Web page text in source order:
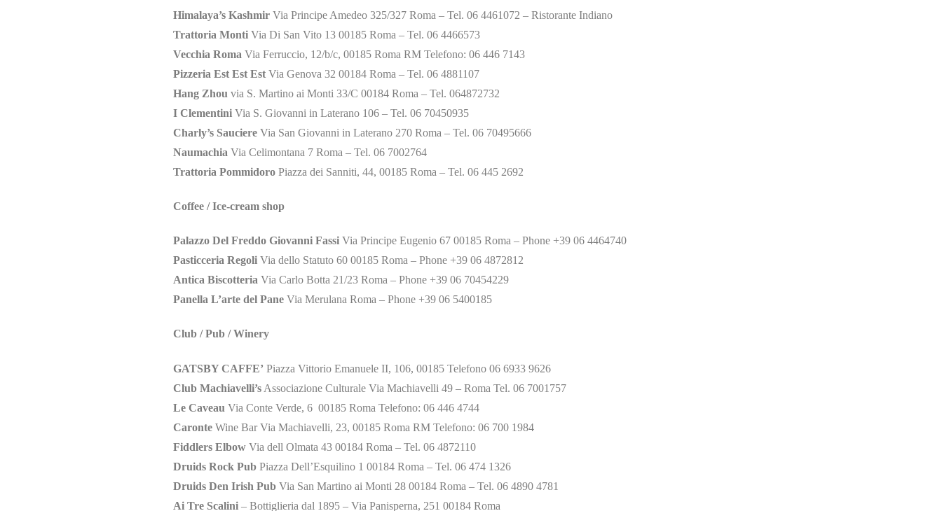
Himalaya’s Kashmir Via Principe Amedeo 325/327 Roma – Tel. 06 4461072 – Ristorante Indiano
Trattoria Monti Via Di San Vito 13 00185 Roma – Tel. 06 4466573
Vecchia Roma Via Ferruccio, 12/b/c, 00185 Roma RM Telefono: 06 446 7143
Pizzeria Est Est Est Via Genova 32 00184 Roma – Tel. 06 4881107
Hang Zhou via S. Martino ai Monti 33/C 00184 Roma – Tel. 064872732
I Clementini Via S. Giovanni in Laterano 106 – Tel. 06 70450935
Charly’s Sauciere Via San Giovanni in Laterano 270 Roma – Tel. 06 70495666
Naumachia Via Celimontana 7 Roma – Tel. 06 7002764
Trattoria Pommidoro Piazza dei Sanniti, 44, 00185 Roma – Tel. 06 445 2692
Coffee / Ice-cream shop
Palazzo Del Freddo Giovanni Fassi Via Principe Eugenio 67 00185 Roma – Phone +39 06 4464740
Pasticceria Regoli Via dello Statuto 60 00185 Roma – Phone +39 06 4872812
Antica Biscotteria Via Carlo Botta 21/23 Roma – Phone +39 06 70454229
Panella L’arte del Pane Via Merulana Roma – Phone +39 06 5400185
Club / Pub / Winery
GATSBY CAFFE’ Piazza Vittorio Emanuele II, 106, 00185 Telefono 06 6933 9626
Club Machiavelli’s Associazione Culturale Via Machiavelli 49 – Roma Tel. 06 7001757
Le Caveau Via Conte Verde, 6 00185 Roma Telefono: 06 446 4744
Caronte Wine Bar Via Machiavelli, 23, 00185 Roma RM Telefono: 06 700 1984
Fiddlers Elbow Via dell Olmata 43 00184 Roma – Tel. 06 4872110
Druids Rock Pub Piazza Dell’Esquilino 1 00184 Roma – Tel. 06 474 1326
Druids Den Irish Pub Via San Martino ai Monti 28 00184 Roma – Tel. 06 4890 4781
Ai Tre Scalini – Bottiglieria dal 1895 – Via Panisperna, 251 00184 Roma